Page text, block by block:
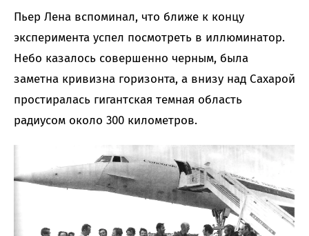
Пьер Лена вспоминал, что ближе к концу
эксперимента успел посмотреть в иллюминатор.
Небо казалось совершенно черным, была
заметна кривизна горизонта, а внизу над Сахарой
простиралась гигантская темная область
радиусом около 300 километров.